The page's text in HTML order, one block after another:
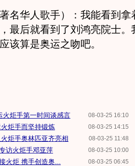
华人歌手）：我能看到拿
最后就看到了刘鸿亮院士。
该算是奥运之吻吧。
08-03-25 16:10
火炬手第一时间谈感言
08-03-25 14:15
炬手而坚持锻炼
08-03-25 11:48
炬手奥林匹亚齐亮相
08-03-25 10:00
访火炬手邓亚萍
08-03-25 06:45
火炬 携手创造奥...